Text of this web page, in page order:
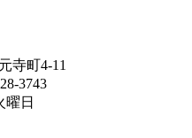
寺町4-11
3743
曜日